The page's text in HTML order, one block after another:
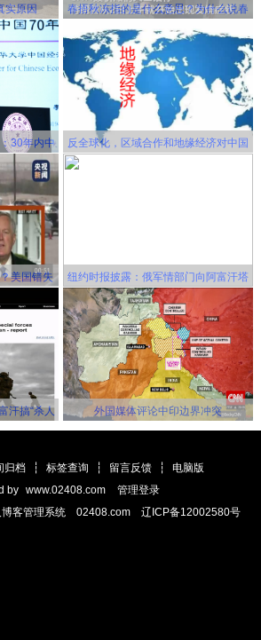
实原因
春捂秋冻指的是什么意思？为什么说春
杂病
30年内中
体
反全球化，区域合作和地缘经济对中国
美国错失
且还要一
纽约时报披露：俄军情部门向阿富汗塔
利班关联组织秘密提供赏金，鼓励他们
击杀美军
汗搞“杀人
外国媒体评论中印边界冲突
归档 ┆ 标签查询 ┆ 留言反馈 ┆
电脑版
by www.02408.com
管理登录
客管理系统 02408.com 辽ICP备12002580号